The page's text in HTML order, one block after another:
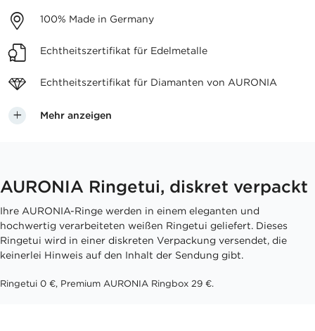
100% Made in Germany
Echtheitszertifikat für Edelmetalle
Echtheitszertifikat für Diamanten von AURONIA
Mehr anzeigen
AURONIA Ringetui, diskret verpackt
Ihre AURONIA-Ringe werden in einem eleganten und
hochwertig verarbeiteten weißen Ringetui geliefert. Dieses
Ringetui wird in einer diskreten Verpackung versendet, die
keinerlei Hinweis auf den Inhalt der Sendung gibt.
Ringetui 0 €, Premium AURONIA Ringbox 29 €.